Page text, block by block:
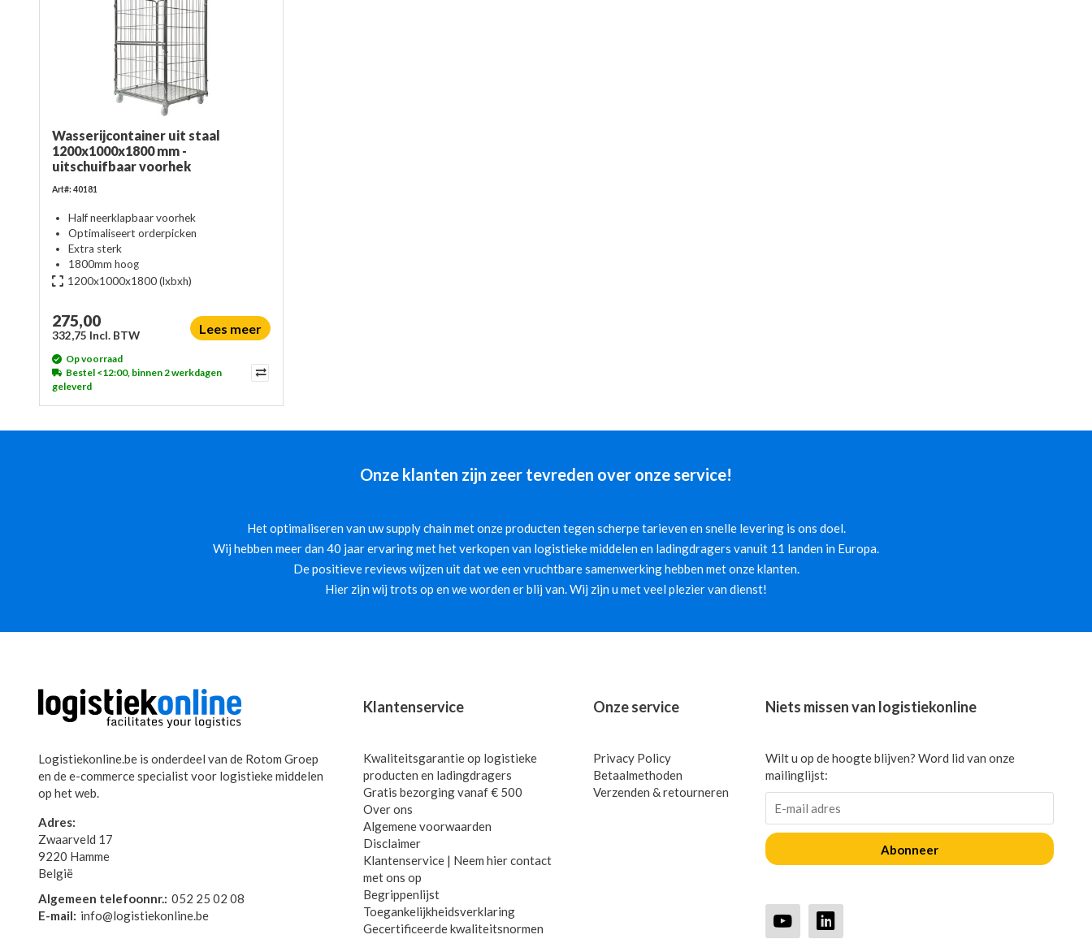
Wasserijcontainer uit staal
1200x1000x1800 mm -
uitschuifbaar voorhek
Art#: 40181
Half neerklapbaar voorhek
Optimaliseert orderpicken
Extra sterk
1800mm hoog
1200x1000x1800(lxbxh)
275,00
332,75 Incl. BTW Lees meer
Op voorraad
Bestel <12:00, binnen 2 werkdagen
geleverd
Onze klanten zijn zeer tevreden over onze service!
Het optimaliseren van uw supply chain met onze producten tegen scherpe tarieven en snelle levering is ons doel.
Wij hebben meer dan 40 jaar ervaring met het verkopen van logistieke middelen en ladingdragers vanuit 11 landen in Europa.
De positieve reviews wijzen uit dat we een vruchtbare samenwerking hebben met onze klanten.
Hier zijn wij trots op en we worden er blij van. Wij zijn u met veel plezier van dienst!
Logistiekonline.be is onderdeel van de Rotom Groep
en de e-commerce specialist voor logistieke middelen
op het web.
Adres:
Zwaarveld 17
9220 Hamme
België
Algemeen telefoonnr.: 052 25 02 08
E-mail: info@logistiekonline.be
Klantenservice
Kwaliteitsgarantie op logistieke
producten en ladingdragers
Gratis bezorging vanaf € 500
Over ons
Algemene voorwaarden
Disclaimer
Klantenservice | Neem hier contact
met ons op
Begrippenlijst
Toegankelijkheidsverklaring
Gecertificeerde kwaliteitsnormen
Onze service
Privacy Policy
Betaalmethoden
Verzenden & retourneren
Niets missen van logistiekonline
Wilt u op de hoogte blijven? Word lid van onze
mailinglijst:
Abonneer